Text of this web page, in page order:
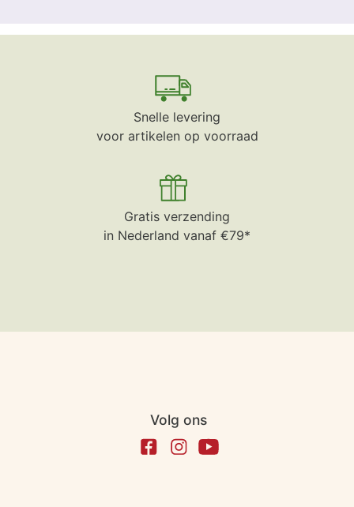
Snelle levering
voor artikelen op voorraad
Gratis verzending
in Nederland vanaf €79*
Volg ons